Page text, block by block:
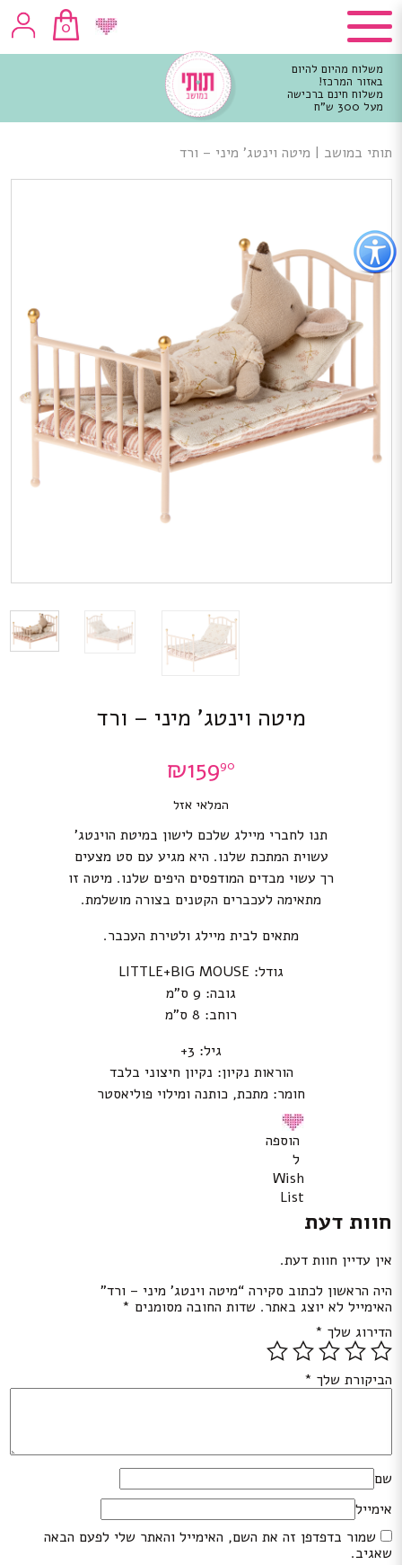
כפתור
לפתיחת
תפריט
נגישות
0
משלוח מהיום להיום
באזור המרכז!
משלוח חינם ברכישה
מעל 300 ש"ח
מרכזי
תותי במושב | מיטה וינטג’ מיני – ורד
מיטה וינטג’ מיני – ורד
₪15990
המלאי אזל
תנו לחברי מיילג שלכם לישון במיטת הוינטג’
עשוית המתכת שלנו. היא מגיע עם סט מצעים
רך עשוי מבדים המודפסים היפים שלנו. מיטה זו
מתאימה לעכברים הקטנים בצורה מושלמת.
מתאים לבית מיילג ולטירת העכבר.
גודל: LITTLE+BIG MOUSE
גובה: 9 ס”מ
רוחב: 8 ס”מ
גיל: 3+
הוראות נקיון: נקיון חיצוני בלבד
חומר: מתכת, כותנה ומילוי פוליאסטר
הוספה
ל
Wish
List
חוות דעת
אין עדיין חוות דעת.
היה הראשון לכתוב סקירה “מיטה וינטג’ מיני – ורד”
האימייל לא יוצג באתר. שדות החובה מסומנים *
הדירוג שלך *
הביקורת שלך *
שם
אימייל
שמור בדפדפן זה את השם, האימייל והאתר שלי לפעם הבאה
שאגיב.